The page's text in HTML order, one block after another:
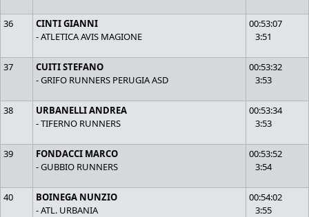
36
CINTI GIANNI
- ATLETICA AVIS MAGIONE
00:53:07
3:51
37
CUITI STEFANO
- GRIFO RUNNERS PERUGIA ASD
00:53:32
3:53
38
URBANELLI ANDREA
- TIFERNO RUNNERS
00:53:34
3:53
39
FONDACCI MARCO
- GUBBIO RUNNERS
00:53:52
3:54
40
BOINEGA NUNZIO
- ATL. URBANIA
00:54:02
3:55